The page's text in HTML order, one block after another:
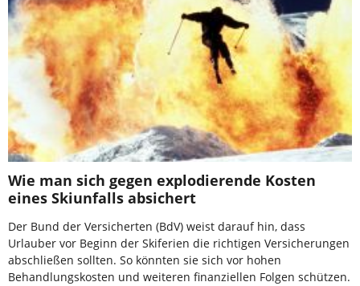
Wie man sich gegen explodierende Kosten
eines Skiunfalls absichert
Der Bund der Versicherten (BdV) weist darauf hin, dass
Urlauber vor Beginn der Skiferien die richtigen Versicherungen
abschließen sollten. So könnten sie sich vor hohen
Behandlungskosten und weiteren finanziellen Folgen schützen.